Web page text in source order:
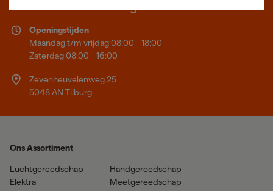
Showroom in Tilburg
Openingstijden
Maandag t/m vrijdag 08:00 - 18:00
Zaterdag 08:00 - 16:00
Zevenheuvelenweg 25
5048 AN Tilburg
Ons Assortiment
Luchtgereedschap
Elektra
Handgereedschap
Meetgereedschap